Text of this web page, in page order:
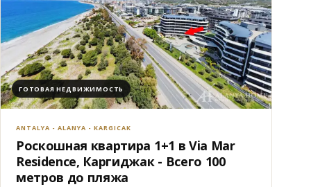
ГОТОВАЯ НЕДВИЖИМОСТЬ
ANTALYA - ALANYA - KARGICAK
Роскошная квартира 1+1 в Via Mar
Residence, Каргиджак - Всего 100
метров до пляжа